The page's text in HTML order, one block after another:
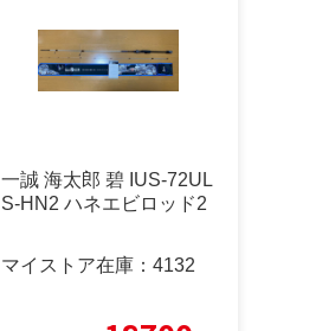
一誠 海太郎 碧 IUS-72UL
S-HN2 ハネエビロッド2
マイストア在庫： 4132